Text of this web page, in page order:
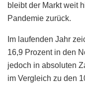
bleibt der Markt weit
Pandemie zurück.
Im laufenden Jahr
16,9 Prozent in den
jedoch in absoluten
im Vergleich zu den